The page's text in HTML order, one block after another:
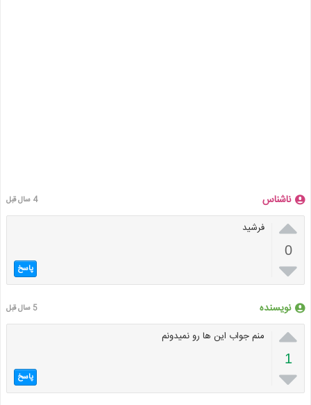
ناشناس 4 سال قبل

0

فرشید
پاسخ
نویسنده 5 سال قبل

1

منم جواب این ها رو نمیدونم
پاسخ